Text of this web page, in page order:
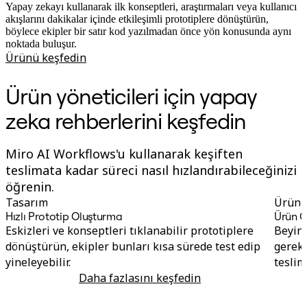
Topluluk
Blog
Ortaklar ve Hizmetler
Yapay zekayı kullanarak ilk konseptleri, araştırmaları veya kullanıcı
akışlarını dakikalar içinde etkileşimli prototiplere dönüştürün,
böylece ekipler bir satır kod yazılmadan önce yön konusunda aynı
noktada buluşur.
Ürünü keşfedin
Ürün yöneticileri için yapay
zeka rehberlerini keşfedin
Miro AI Workflows'u kullanarak keşiften
teslimata kadar süreci nasıl hızlandırabileceğinizi
öğrenin.
Tasarım
Hızlı Prototip Oluşturma
Eskizleri ve konseptleri tıklanabilir prototiplere
dönüştürün, ekipler bunları kısa sürede test edip
yineleyebilir.
Daha fazlasını keşfedin
Hızlı Prototip Oluşturma
Ürün
Ürün
Beyin